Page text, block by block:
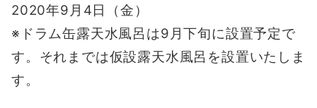
2020年9月4日（金）
※ドラム缶露天水風呂は9月下旬に設置予定で
す。それまでは仮設露天水風呂を設置いたしま
す。